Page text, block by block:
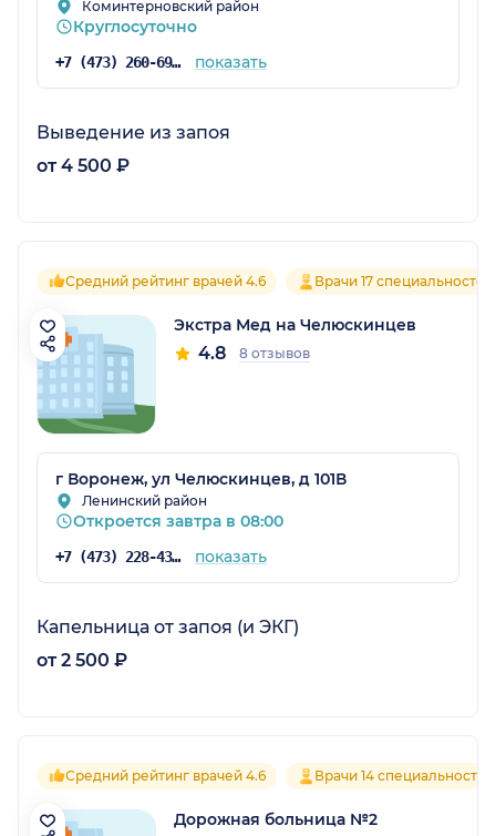
Коминтерновский район
Круглосуточно
+7 (473) 260-69-11 показать
Выведение из запоя
от 4 500 ₽
Средний рейтинг врачей 4.6 Врачи 17 специальностей
Экстра Мед на Челюскинцев
4.8 8 отзывов
г Воронеж, ул Челюскинцев, д 101В
Ленинский район
Откроется завтра в 08:00
+7 (473) 228-43-43 показать
Капельница от запоя (и ЭКГ)
от 2 500 ₽
Средний рейтинг врачей 4.6 Врачи 14 специальностей
Дорожная больница №2